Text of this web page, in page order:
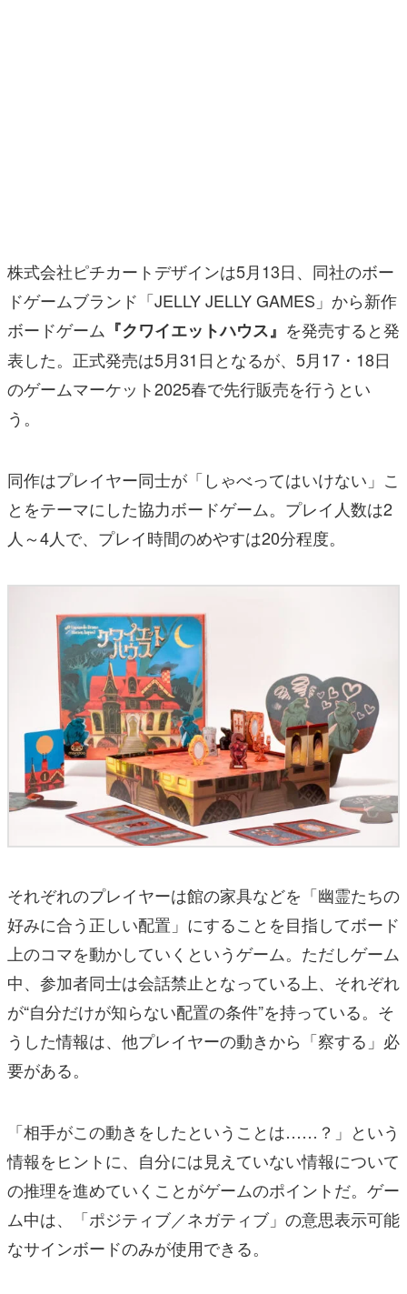
その他
電ファミニコゲーマーとは？
運営：株式会社マレ
株式会社ピチカートデザインは5月13日、同社のボー
ドゲームブランド「JELLY JELLY GAMES」から新作
ボードゲーム 『クワイエットハウス』 を発売すると発
表した。正式発売は5月31日となるが、5月17・18日
のゲームマーケット2025春で先行販売を行うとい
う。
同作はプレイヤー同士が「しゃべってはいけない」こ
とをテーマにした協力ボードゲーム。プレイ人数は2
人～4人で、プレイ時間のめやすは20分程度。
それぞれのプレイヤーは館の家具などを「幽霊たちの
好みに合う正しい配置」にすることを目指してボード
上のコマを動かしていくというゲーム。ただしゲーム
中、参加者同士は会話禁止となっている上、それぞれ
が“自分だけが知らない配置の条件”を持っている。そ
うした情報は、他プレイヤーの動きから「察する」必
要がある。
「相手がこの動きをしたということは……？」という
情報をヒントに、自分には見えていない情報について
の推理を進めていくことがゲームのポイントだ。ゲー
ム中は、「ポジティブ／ネガティブ」の意思表示可能
なサインボードのみが使用できる。